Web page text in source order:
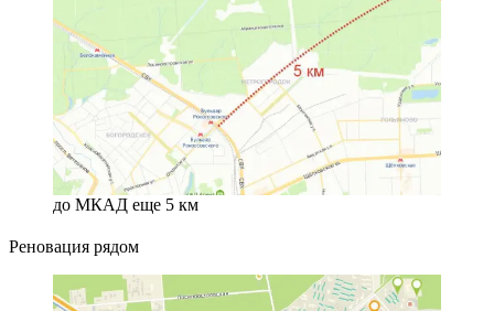
до МКАД еще 5 км
Реновация рядом